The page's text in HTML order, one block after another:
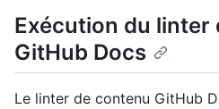
Exécution du linter
GitHub Docs
Le linter de contenu GitHub